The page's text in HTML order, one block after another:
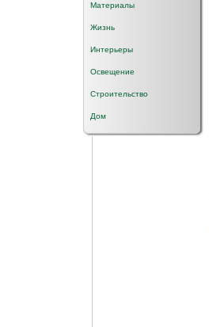
Материалы
Жизнь
Интерьеры
Освещение
Строительство
Дом